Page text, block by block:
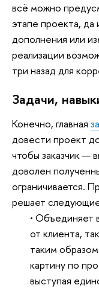
всё можно
этапе проекта, да
дополнения или
реализации
три назад для
Задачи,
Конечно, главная
довести проект
чтобы заказчик —
доволен
ограничивается.
решает
• Объединяет
от клиента,
таким
картину по
выступая